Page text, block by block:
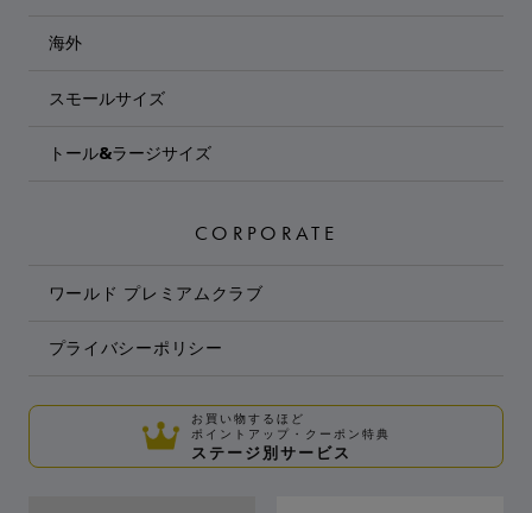
海外
スモールサイズ
トール&ラージサイズ
CORPORATE
ワールド プレミアムクラブ
プライバシーポリシー
お買い物するほど
ポイントアップ・クーポン特典
ステージ別サービス